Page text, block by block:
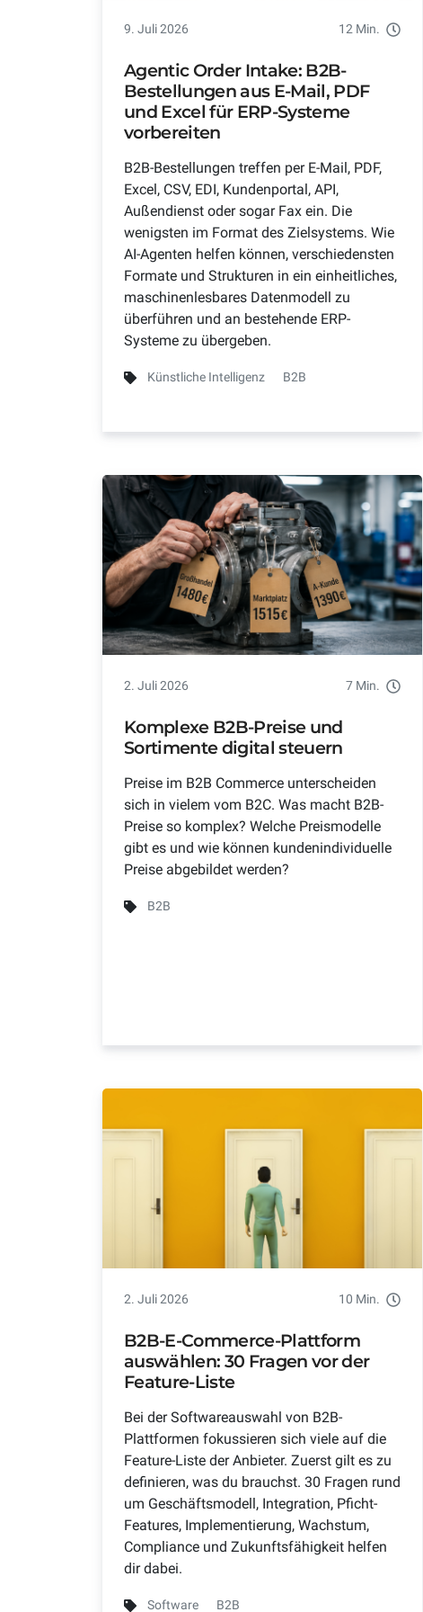
9. Juli 2026 12 Min.
Agentic Order Intake: B2B-
Bestellungen aus E-Mail, PDF
und Excel für ERP-Systeme
vorbereiten
B2B-Bestellungen treffen per E-Mail, PDF,
Excel, CSV, EDI, Kundenportal, API,
Außendienst oder sogar Fax ein. Die
wenigsten im Format des Zielsystems. Wie
AI-Agenten helfen können, verschiedensten
Formate und Strukturen in ein einheitliches,
maschinenlesbares Datenmodell zu
überführen und an bestehende ERP-
Systeme zu übergeben.
Künstliche Intelligenz B2B
2. Juli 2026 7 Min.
Komplexe B2B-Preise und
Sortimente digital steuern
Preise im B2B Commerce unterscheiden
sich in vielem vom B2C. Was macht B2B-
Preise so komplex? Welche Preismodelle
gibt es und wie können kundenindividuelle
Preise abgebildet werden?
B2B
2. Juli 2026 10 Min.
B2B-E-Commerce-Plattform
auswählen: 30 Fragen vor der
Feature-Liste
Bei der Softwareauswahl von B2B-
Plattformen fokussieren sich viele auf die
Feature-Liste der Anbieter. Zuerst gilt es zu
definieren, was du brauchst. 30 Fragen rund
um Geschäftsmodell, Integration, Pficht-
Features, Implementierung, Wachstum,
Compliance und Zukunftsfähigkeit helfen
dir dabei.
Software B2B